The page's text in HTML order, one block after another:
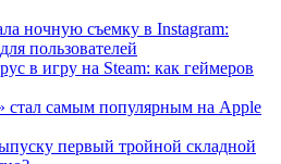
ночную съемку в Instagram:
пользователей
в игру на Steam: как геймеров
стал самым популярным на Apple
первый тройной складной